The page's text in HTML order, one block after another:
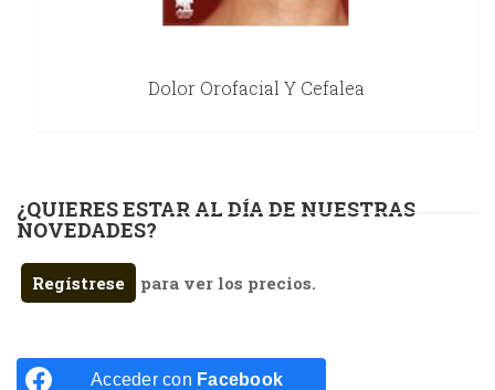
Dolor Orofacial Y Cefalea
¿QUIERES ESTAR AL DÍA DE NUESTRAS
NOVEDADES?
Regístrese para ver los precios.
Acceder con Facebook